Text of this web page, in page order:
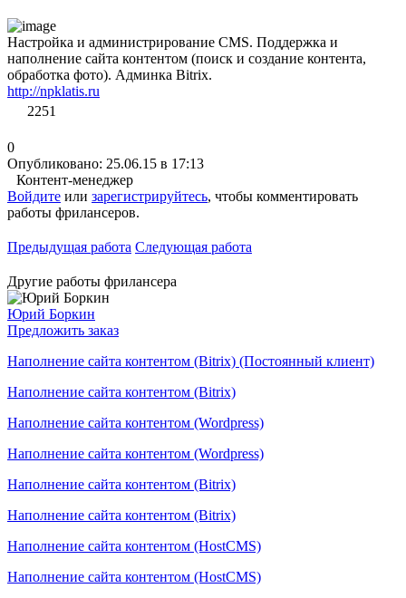
Настройка и администрирование CMS. Поддержка и
наполнение сайта контентом (поиск и создание контента,
обработка фото). Админка Bitrix.
http://npklatis.ru
2251
0
Опубликовано: 25.06.15 в 17:13
Контент-менеджер
Войдите или зарегистрируйтесь, чтобы комментировать
работы фрилансеров.
Предыдущая работа Следующая работа
Другие работы фрилансера
Юрий Боркин
Предложить заказ
Наполнение сайта контентом (Bitrix) (Постоянный клиент)
Наполнение сайта контентом (Bitrix)
Наполнение сайта контентом (Wordpress)
Наполнение сайта контентом (Wordpress)
Наполнение сайта контентом (Bitrix)
Наполнение сайта контентом (Bitrix)
Наполнение сайта контентом (HostCMS)
Наполнение сайта контентом (HostCMS)